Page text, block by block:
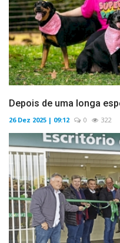
Depois de uma longa
26 Dez 2025 | 09:12 0 322